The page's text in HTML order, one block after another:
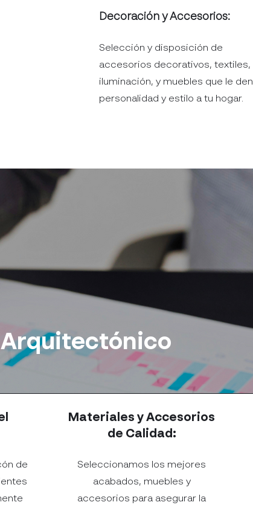
Decoración y Accesorios:
Selección y disposición de
accesorios decorativos, textiles,
iluminación, y muebles que le den
personalidad y estilo a tu hogar.
Arquitectónico
de
Materiales y Accesorios
de Calidad:
Seleccionamos los mejores
acabados, muebles y
accesorios para asegurar la